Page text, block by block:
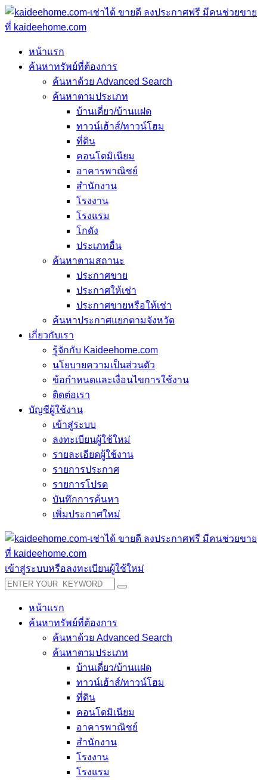
หน้าแรก
ค้นหาทรัพย์ที่ต้องการ
ค้นหาด้วย Advanced Search
ค้นหาตามประเภท
บ้านเดี่ยว/บ้านแฝด
ทาวน์เฮ้าส์/ทาวน์โฮม
ที่ดิน
คอนโดมิเนียม
อาคารพาณิชย์
สำนักงาน
โรงงาน
โรงแรม
โกดัง
ประเภทอื่น
ค้นหาตามสถานะ
ประกาศขาย
ประกาศให้เช่า
ประกาศขายหรือให้เช่า
ค้นหาประกาศแยกตามจังหวัด
เกี่ยวกับเรา
รู้จักกับ Kaideehome.com
นโยบายความเป็นส่วนตัว
ข้อกำหนดและเงื่อนไขการใช้งาน
ติดต่อเรา
บัญชีผู้ใช้งาน
เข้าสู่ระบบ
ลงทะเบียนผู้ใช้ใหม่
รายละเอียดผู้ใช้งาน
รายการประกาศ
รายการโปรด
บันทึกการค้นหา
เพิ่มประกาศใหม่
เข้าสู่ระบบหรือลงทะเบียนผู้ใช้ใหม่
หน้าแรก
ค้นหาทรัพย์ที่ต้องการ
ค้นหาด้วย Advanced Search
ค้นหาตามประเภท
บ้านเดี่ยว/บ้านแฝด
ทาวน์เฮ้าส์/ทาวน์โฮม
ที่ดิน
คอนโดมิเนียม
อาคารพาณิชย์
สำนักงาน
โรงงาน
โรงแรม